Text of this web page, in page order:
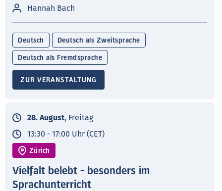
Hannah Bach
Deutsch Deutsch als Zweitsprache
Deutsch als Fremdsprache
ZUR VERANSTALTUNG
28. August, Freitag
13:30 - 17:00 Uhr (CET)
Zürich
Vielfalt belebt - besonders im
Sprachunterricht